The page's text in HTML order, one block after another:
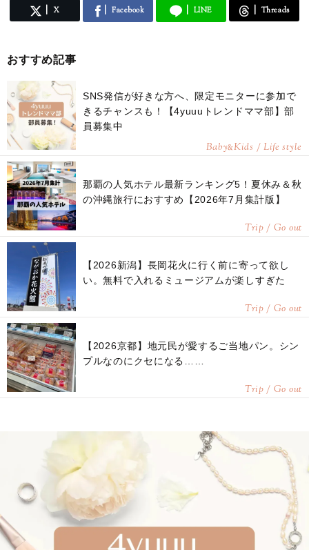
X Facebook LINE Threads
おすすめ記事
SNS発信が好きな方へ、限定モニターに参加で
きるチャンスも！【4yuuuトレンドママ部】部
員募集中
Baby&Kids / Life style
那覇の人気ホテル最新ランキング5！夏休み＆秋
の沖縄旅行におすすめ【2026年7月集計版】
Trip / Go out
【2026新潟】長岡花火に行く前に寄って欲し
い。無料で入れるミュージアムが楽しすぎた
Trip / Go out
【2026京都】地元民が愛するご当地パン。シン
プルなのにクセになる……
Trip / Go out